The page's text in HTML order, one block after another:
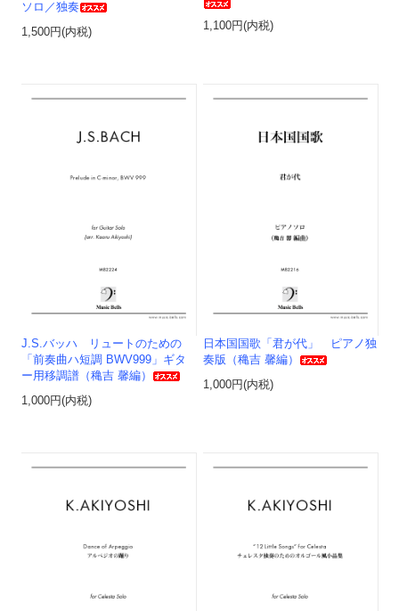
ソロ／独奏
1,500円(内税)
1,100円(内税)
J.S.バッハ リュートのための
「前奏曲ハ短調 BWV999」ギタ
ー用移調譜（穐吉 馨編）
1,000円(内税)
日本国国歌「君が代」 ピアノ独
奏版（穐吉 馨編）
1,000円(内税)